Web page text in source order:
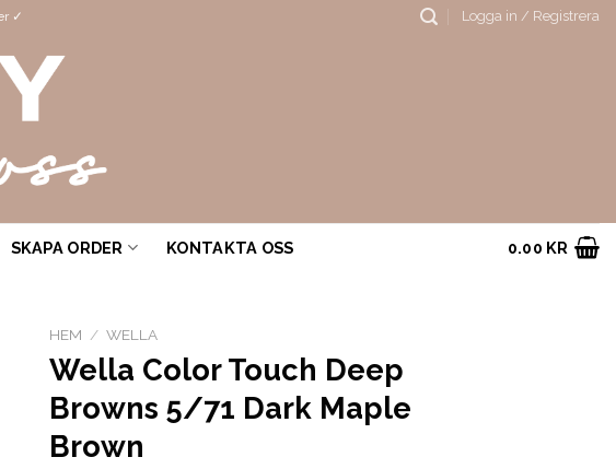
✓ Logga in / Registrera
SKAPA ORDER KONTAKTA OSS 0.00 KR
HEM / WELLA
Wella Color Touch Deep
Browns 5/71 Dark Maple
Brown